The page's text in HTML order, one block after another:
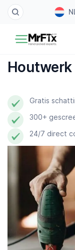
Schilder
Elektricien
Loodgieter
Hovenier
Computer
Houtwerk
Gratis
300+
24/7 direct